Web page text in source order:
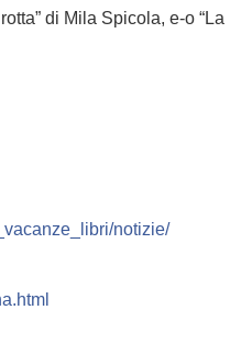
di Mila Spicola, e-o “La
nze_libri/notizie/